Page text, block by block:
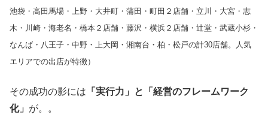
池袋・高田馬場・上野・大井町・蒲田・町田２店舗・立川・大宮・志
木・川崎・海老名・橋本２店舗・藤沢・横浜２店舗・辻堂・武蔵小杉・
なんば・八王子・中野・上大岡・湘南台・柏・松戸の計30店舗。人気
エリアでの出店が特徴）
その成功の影には 「実行力」と「経営のフレームワーク
化」 が。。